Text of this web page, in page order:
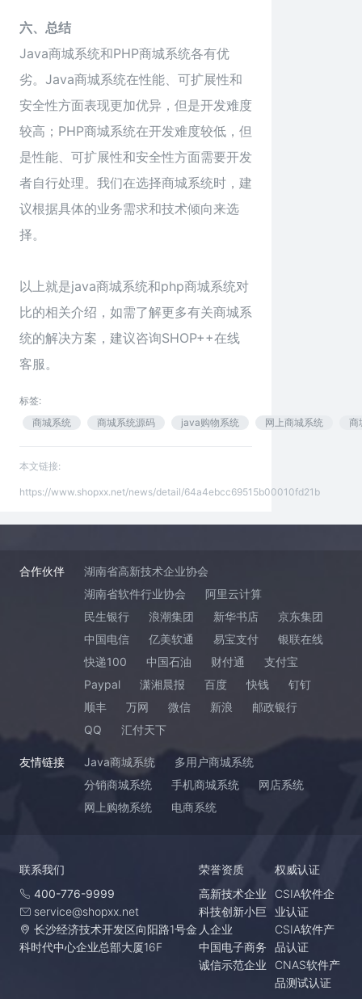
六、总结
Java商城系统和PHP商城系统各有优
劣。Java商城系统在性能、可扩展性和
安全性方面表现更加优异，但是开发难度
较高；PHP商城系统在开发难度较低，但
是性能、可扩展性和安全性方面需要开发
者自行处理。我们在选择商城系统时，建
议根据具体的业务需求和技术倾向来选
择。
以上就是java商城系统和php商城系统对
比的相关介绍，如需了解更多有关商城系
统的解决方案，建议咨询SHOP++在线
客服。
标签:
商城系统
商城系统源码 java购物系统 网上商城系统 商
本文链接:
https://www.shopxx.net/news/detail/64a4ebcc69515b00010fd21b
合作伙伴
湖南省高新技术企业协会
湖南省软件行业协会
阿里云计算
民生银行
浪潮集团 新华书店
京东集团
中国电信
亿美软通 易宝支付
银联在线
快递100
中国石油 财付通
支付宝
Paypal
潇湘晨报 百度 快钱
钉钉
顺丰
万网 微信 新浪
邮政银行
QQ
汇付天下
友情链接 Java商城系统
多用户商城系统
分销商城系统
手机商城系统
网店系统
网上购物系统
电商系统
联系我们
400-776-9999
service@shopxx.net
长沙经济技术开发区向阳路1号金
科时代中心企业总部大厦16F
荣誉资质
高新技术企业
科技创新小巨
人企业
中国电子商务
诚信示范企业
权威认证
CSIA软件企
业认证
CSIA软件产
品认证
CNAS软件产
品测试认证